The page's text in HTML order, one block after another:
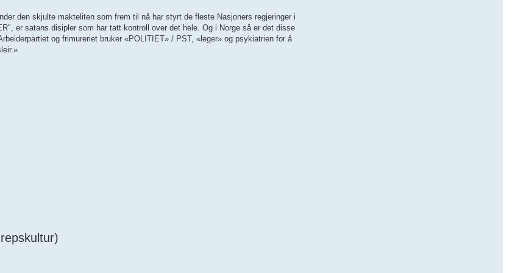
den skjulte makteliten som frem til nå har styrt de fleste Nasjoners regjeringer i
er satans disipler som har tatt kontroll over det hele. Og i Norge så er det disse
og frimureriet bruker «POLITIET» / PST, «leger» og psykiatrien for å